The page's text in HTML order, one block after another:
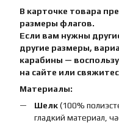
В карточке товара
размеры флагов.
Если вам нужны
другие размеры,
карабины —
на сайте или
Материалы:
Шелк(100%
гладкий материал,